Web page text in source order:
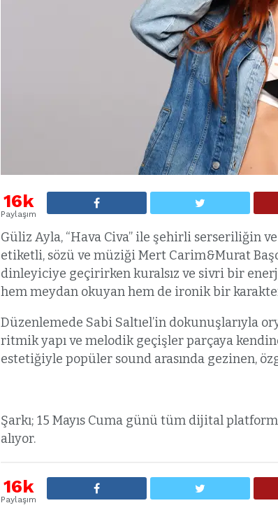
16k
Paylaşım
Güliz Ayla, “Hava Civa” ile şehirli serseriliğin
etiketli, sözü ve müziği Mert Carim&Murat
dinleyiciye geçirirken kuralsız ve sivri bir
hem meydan okuyan hem de ironik bir
Düzenlemede Sabi Saltıel’in dokunuşlarıyla
ritmik yapı ve melodik geçişler parçaya
estetiğiyle popüler sound arasında gezinen,
Şarkı; 15 Mayıs Cuma günü tüm dijital
alıyor.
16k
Paylaşım